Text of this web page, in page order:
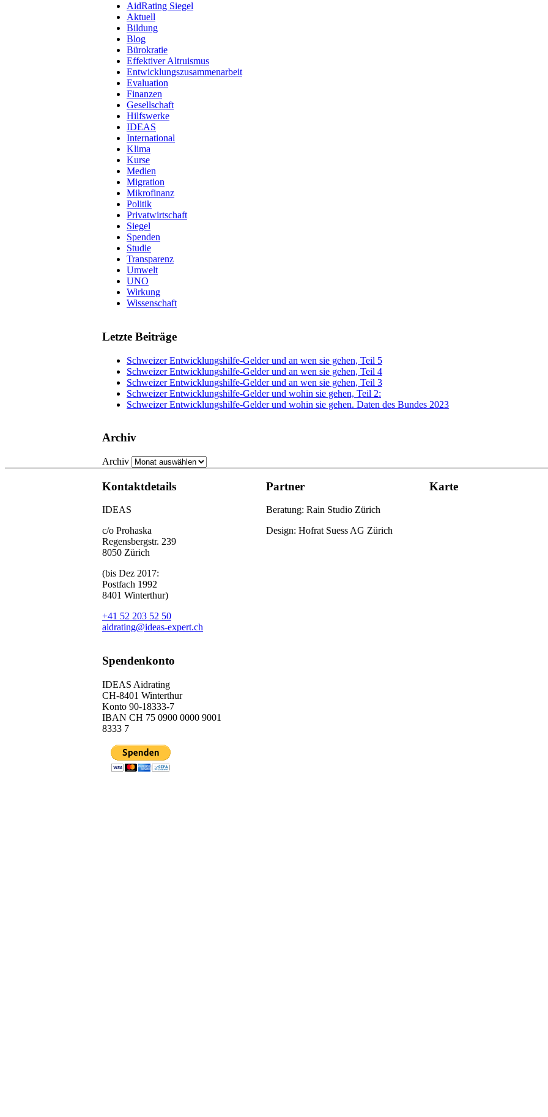
AidRating Siegel
Aktuell
Bildung
Blog
Bürokratie
Effektiver Altruismus
Entwicklungszusammenarbeit
Evaluation
Finanzen
Gesellschaft
Hilfswerke
IDEAS
International
Klima
Kurse
Medien
Migration
Mikrofinanz
Politik
Privatwirtschaft
Siegel
Spenden
Studie
Transparenz
Umwelt
UNO
Wirkung
Wissenschaft
Letzte Beiträge
Schweizer Entwicklungshilfe-Gelder und an wen sie gehen, Teil 5
Schweizer Entwicklungshilfe-Gelder und an wen sie gehen, Teil 4
Schweizer Entwicklungshilfe-Gelder und an wen sie gehen, Teil 3
Schweizer Entwicklungshilfe-Gelder und wohin sie gehen, Teil 2:
Schweizer Entwicklungshilfe-Gelder und wohin sie gehen. Daten des Bundes 2023
Archiv
Archiv
Kontaktdetails
IDEAS
c/o Prohaska
Regensbergstr. 239
8050 Zürich
(bis Dez 2017:
Postfach 1992
8401 Winterthur)
+41 52 203 52 50
aidrating@ideas-expert.ch
Spendenkonto
IDEAS Aidrating
CH-8401 Winterthur
Konto 90-18333-7
IBAN CH 75 0900 0000 9001
8333 7
Partner
Beratung: Rain Studio Zürich
Design: Hofrat Suess AG Zürich
Karte